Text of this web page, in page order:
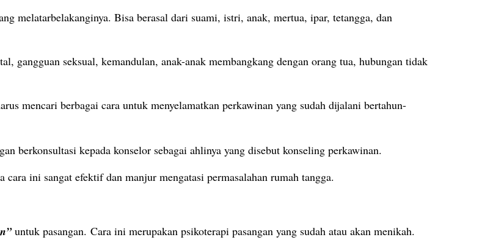
melatarbelakanginya. Bisa berasal dari suami, istri, anak, mertua, ipar, tetangga, dan
gangguan seksual, kemandulan, anak-anak membangkang dengan orang tua, hubungan tidak
mencari berbagai cara untuk menyelamatkan perkawinan yang sudah dijalani bertahun-
berkonsultasi kepada konselor sebagai ahlinya yang disebut konseling perkawinan.
ini sangat efektif dan manjur mengatasi permasalahan rumah tangga.
untuk pasangan. Cara ini merupakan psikoterapi pasangan yang sudah atau akan menikah.